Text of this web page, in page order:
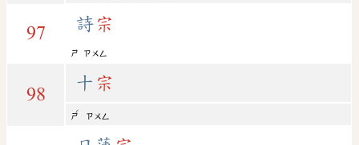
97 詩 宗
ㄕ ㄗㄨㄥ
98
十 宗
ㄕ
ˊ
ㄗㄨㄥ